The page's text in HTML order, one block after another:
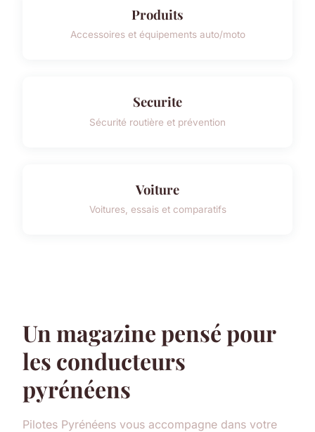
Produits
Accessoires et équipements auto/moto
Securite
Sécurité routière et prévention
Voiture
Voitures, essais et comparatifs
Un magazine pensé pour
les conducteurs
pyrénéens
Pilotes Pyrénéens vous accompagne dans votre